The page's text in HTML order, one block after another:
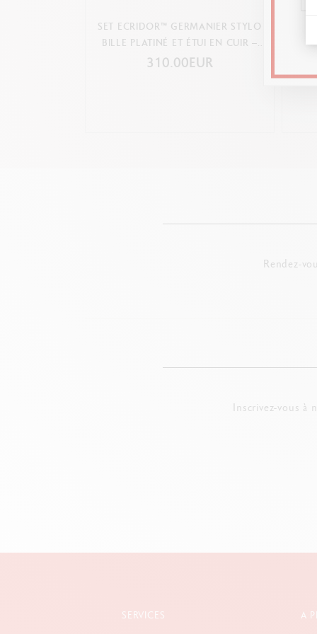
SET ECRIDOR™ GERMANIER STYLO
BILLE PLATINÉ ET ÉTUI EN CUIR –
ÉDITION SPÉCIALE
310.00EUR
Rendez-
Inscrivez-vous
SERVICES A